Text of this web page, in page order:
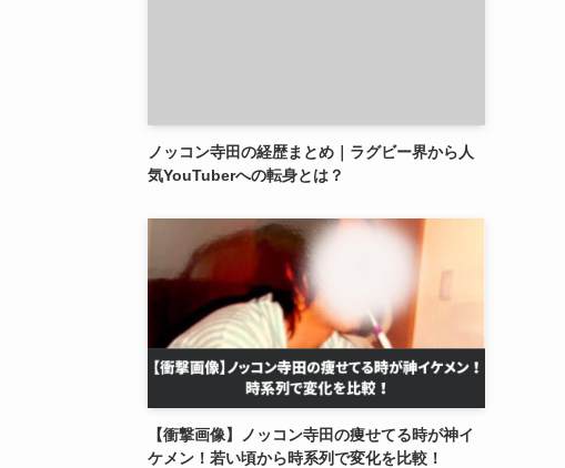
ノッコン寺田の経歴まとめ｜ラグビー界から人
気YouTuberへの転身とは？
【衝撃画像】ノッコン寺田の痩せてる時が神イ
ケメン！若い頃から時系列で変化を比較！